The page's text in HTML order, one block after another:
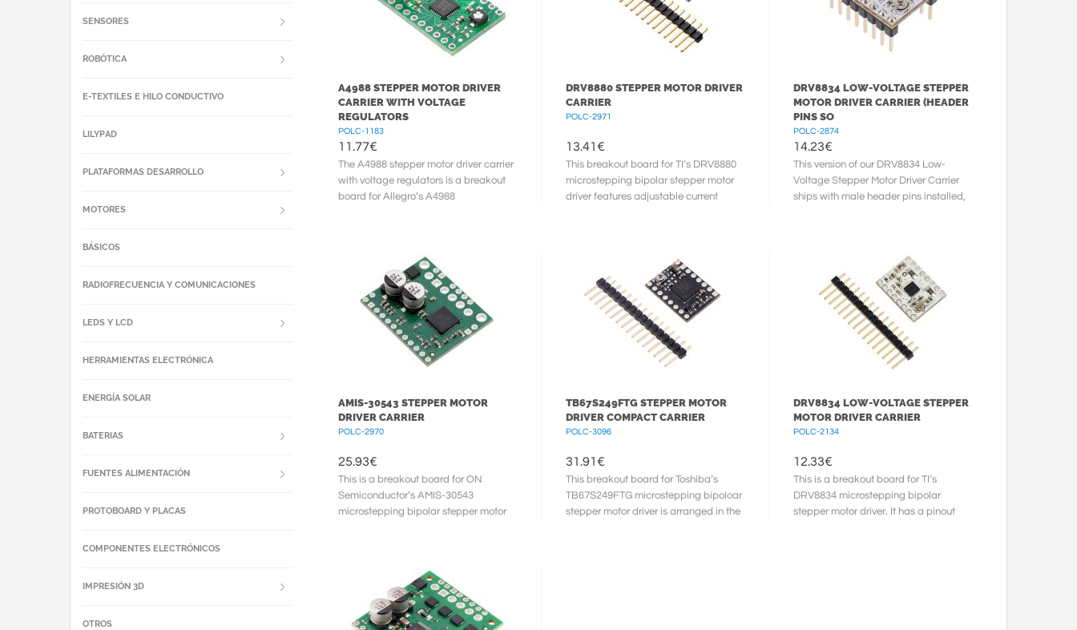
A4988 STEPPER MOTOR DRIVER
CARRIER WITH VOLTAGE
REGULATORS
POLC-1183
11.77€
The A4988 stepper motor driver carrier
with voltage regulators is a breakout
board for Allegro’s A4988
DRV8880 STEPPER MOTOR DRIVER
CARRIER
POLC-2971
13.41€
This breakout board for TI’s DRV8880
microstepping bipolar stepper motor
driver features adjustable current
DRV8834 LOW-VOLTAGE STEPPER
MOTOR DRIVER CARRIER (HEADER
PINS SO
POLC-2874
14.23€
This version of our DRV8834 Low-
Voltage Stepper Motor Driver Carrier
ships with male header pins installed,
AMIS-30543 STEPPER MOTOR
DRIVER CARRIER
POLC-2970
25.93€
This is a breakout board for ON
Semiconductor’s AMIS-30543
microstepping bipolar stepper motor
TB67S249FTG STEPPER MOTOR
DRIVER COMPACT CARRIER
POLC-3096
31.91€
This breakout board for Toshiba’s
TB67S249FTG microstepping bipoloar
stepper motor driver is arranged in the
DRV8834 LOW-VOLTAGE STEPPER
MOTOR DRIVER CARRIER
POLC-2134
12.33€
This is a breakout board for TI’s
DRV8834 microstepping bipolar
stepper motor driver. It has a pinout
SENSORES
ROBÓTICA
E-TEXTILES E HILO CONDUCTIVO
LILYPAD
PLATAFORMAS DESARROLLO
MOTORES
BÁSICOS
RADIOFRECUENCIA Y COMUNICACIONES
LEDS Y LCD
HERRAMIENTAS ELECTRÓNICA
ENERGÍA SOLAR
BATERIAS
FUENTES ALIMENTACIÓN
PROTOBOARD Y PLACAS
COMPONENTES ELECTRÓNICOS
IMPRESIÓN 3D
OTROS